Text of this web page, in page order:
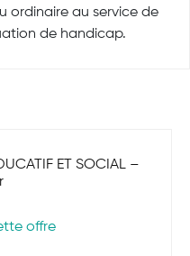
ordinaire au service de
de handicap.
ET SOCIAL –
offre